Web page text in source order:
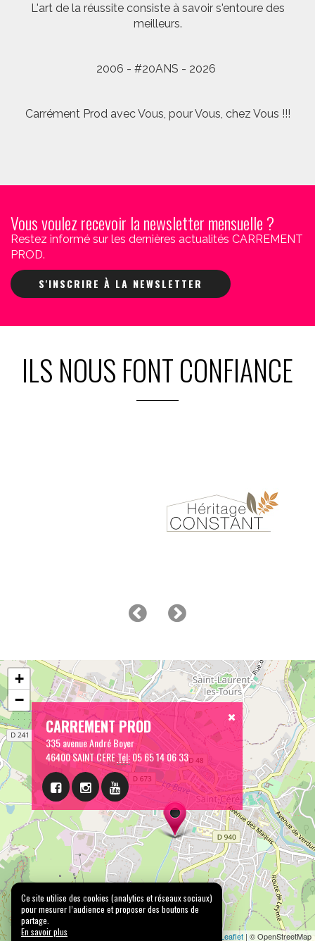
L'art de la réussite consiste à savoir s'entoure des
meilleurs.
2006 - #20ANS - 2026
Carrément Prod avec Vous, pour Vous, chez Vous !!!
Vous voulez recevoir la newsletter mensuelle ?
Restez informé sur les dernières actualités CARREMENT
PROD.
S'INSCRIRE À LA NEWSLETTER
ILS NOUS FONT CONFIANCE
CARREMENT PROD
335 avenue André Boyer
46400 SAINT CERETél:05 65 14 06 33
+
−
Leaflet | © OpenStreetMap
Ce site utilise des cookies (analytics et réseaux sociaux)
pour mesurer l’audience et proposer des boutons de
partage.
En savoir plus